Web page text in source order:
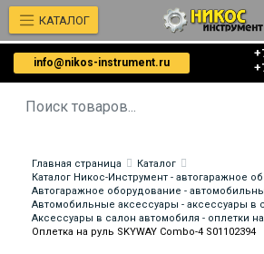
info@nikos-instrument.ru
КАТАЛОГ
Главная страница
Каталог
Каталог Никос-Инструмент - автогаражное
Автогаражное оборудование -
Автомобильные аксессуары - аксессуары в
Аксессуары в салон автомобиля - оплетки
Оплетка на руль SKYWAY Combo-4 S01102394